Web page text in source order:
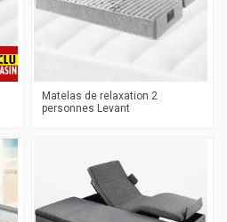
Matelas de relaxation 2
personnes Levant